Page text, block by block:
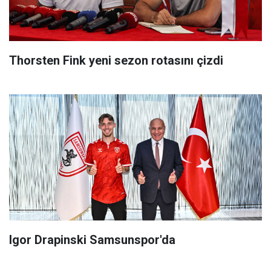
Thorsten Fink yeni sezon rotasını çizdi
Igor Drapinski Samsunspor'da